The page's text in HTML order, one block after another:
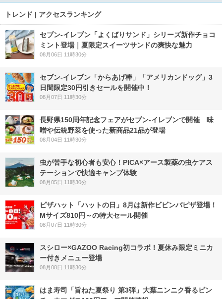
トレンド | アクセスランキング
セブン‐イレブン「よくばりサンド」シリーズ新作チョコ
ミント登場｜夏限定スイーツサンドの爽快な魅力
08月06日 11時30分
セブン‐イレブン「からあげ棒」「アメリカンドッグ」3
日間限定30円引きセールを開催中！
08月07日 11時30分
長野県150周年記念フェアがセブン-イレブンで開催 味
噌や伝統野菜を使った新商品21品が登場
08月04日 11時30分
虫が苦手な初心者も安心！PICA×アース製薬の虫ケアス
テーションで快適キャンプ体験
08月05日 11時30分
ピザハット「ハットの日」8月は新作ビビンバピザ登場！
Mサイズ810円～の特大セール開催
08月07日 11時30分
スシロー×GAZOO Racing初コラボ！夏休み限定ミニカ
ー付きメニュー登場
08月08日 11時30分
はま寿司「旨ねた夏祭り 第3弾」大葉ニンニク香るビン